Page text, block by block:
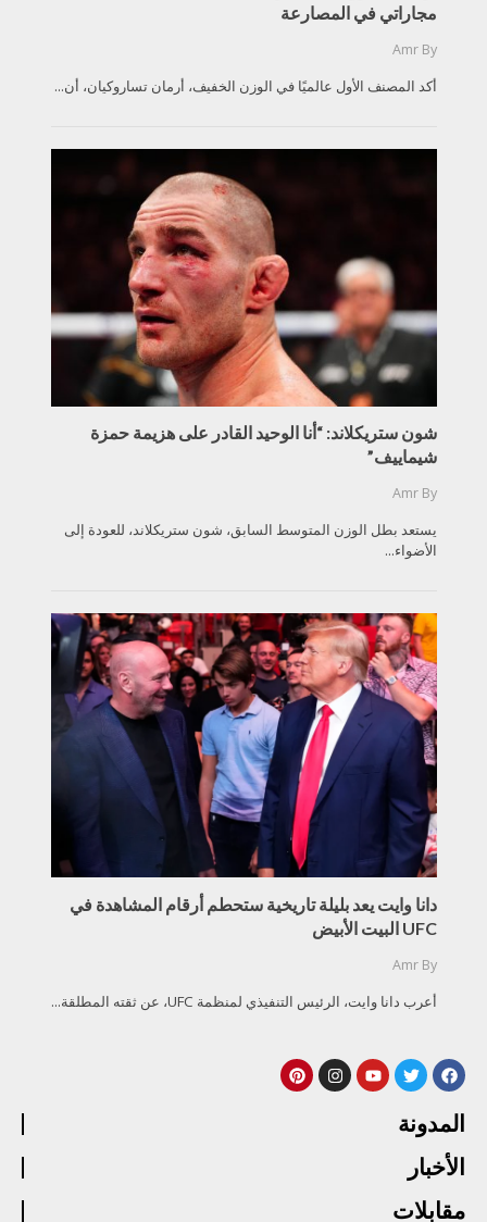
مجاراتي في المصارعة
By
Amr
أكد المصنف الأول عالميًا في الوزن الخفيف، أرمان تساروكيان، أن...
شون ستريكلاند: “أنا الوحيد القادر على هزيمة حمزة
شيماييف”
By
Amr
يستعد بطل الوزن المتوسط السابق، شون ستريكلاند، للعودة إلى
الأضواء...
دانا وايت يعد بليلة تاريخية ستحطم أرقام المشاهدة في
UFC البيت الأبيض
By
Amr
أعرب دانا وايت، الرئيس التنفيذي لمنظمة UFC، عن ثقته المطلقة...
المدونة
الأخبار
مقابلات